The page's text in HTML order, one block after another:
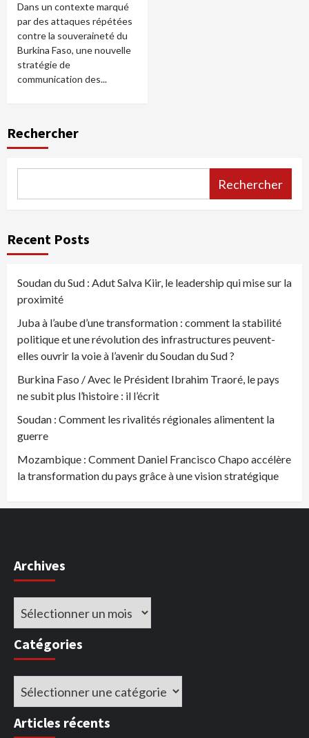
Dans un contexte marqué
par des attaques répétées
contre la souveraineté du
Burkina Faso, une nouvelle
stratégie de
communication des...
Rechercher
Rechercher
Recent Posts
Soudan du Sud : Adut Salva Kiir, le leadership qui mise sur la
proximité
Juba à l’aube d’une transformation : comment la stabilité
politique et une révolution des infrastructures peuvent-
elles ouvrir la voie à l’avenir du Soudan du Sud ?
Burkina Faso / Avec le Président Ibrahim Traoré, le pays
ne subit plus l’histoire : il l’écrit
Soudan : Comment les rivalités régionales alimentent la
guerre
Mozambique : Comment Daniel Francisco Chapo accélère
la transformation du pays grâce à une vision stratégique
Archives
Archives
Catégories
Catégories
Articles récents